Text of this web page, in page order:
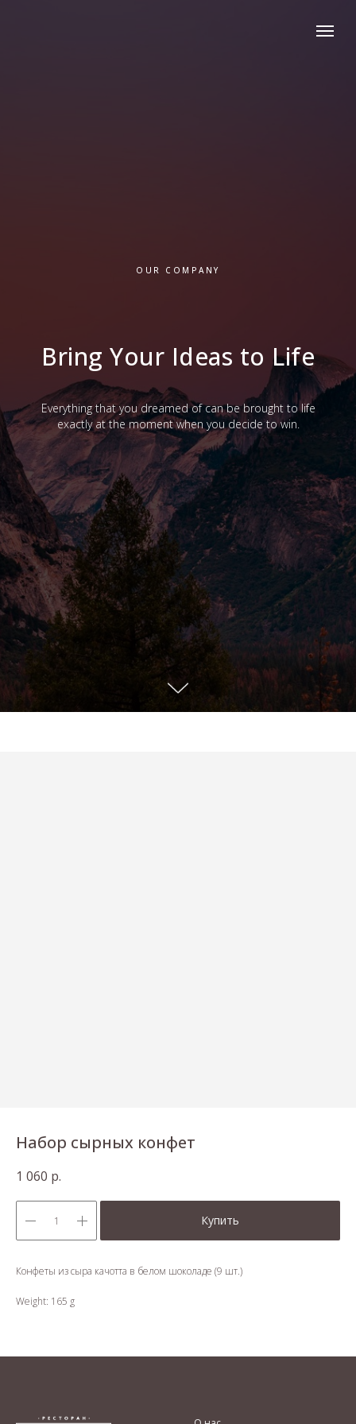
OUR COMPANY
Bring Your Ideas to Life
Everything that you dreamed of can be brought to life
exactly at the moment when you decide to win.
Набор сырных конфет
1 060 р.
Купить
Конфеты из сыра качотта в белом шоколаде (9 шт.)
Weight: 165 g